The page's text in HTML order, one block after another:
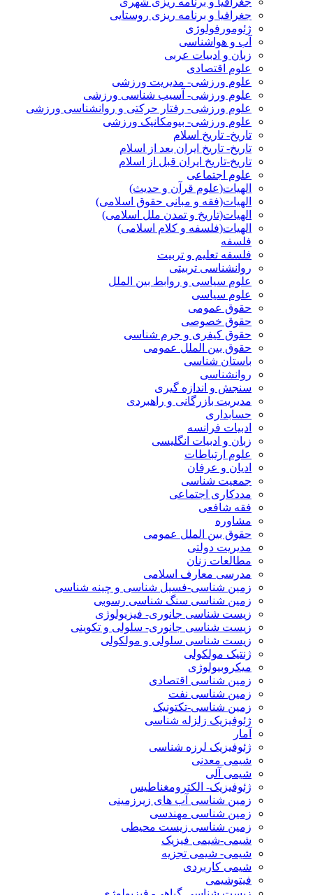
جغرافیا و برنامه ریزی روستایی
ژئومورفولوژی
آب و هواشناسی
زبان و ادبیات عربی
علوم اقتصادی
علوم ورزشی- مدیریت ورزشی
علوم ورزشی- آسیب شناسی ورزشی
علوم ورزشی- رفتار حرکتی و روانشناسی ورزشی
علوم ورزشی- بیومکانیک ورزشی
تاریخ- تاریخ اسلام
تاریخ- تاریخ ایران بعد از اسلام
تاریخ-تاریخ ایران قبل از اسلام
علوم اجتماعی
الهیات(علوم قرآن و حدیث)
الهیات(فقه و مبانی حقوق اسلامی)
الهیات(تاریخ و تمدن ملل اسلامی)
الهیات(فلسفه و کلام اسلامی)
فلسفه
فلسفه تعلیم و تربیت
روانشناسی تربیتی
علوم سیاسی و روابط بین الملل
علوم سیاسی
حقوق عمومی
حقوق خصوصی
حقوق کیفری و جرم شناسی
حقوق بین الملل عمومی
باستان شناسی
روانشناسی
سنجش و اندازه گیری
مدیریت بازرگانی و راهبردی
حسابداری
ادبیات فرانسه
زبان و ادبیات انگلیسی
علوم ارتباطات
ادیان و عرفان
جمعیت شناسی
مددکاری اجتماعی
فقه شافعی
مشاوره
حقوق بین الملل عمومی
مدیریت دولتی
مطالعات زنان
مدرسی معارف اسلامی
زمین شناسی-فسیل شناسی و چینه شناسی
زمین شناسی سنگ شناسی رسوبی
زیست شناسی جانوری- فیزیولوژی
زیست شناسی جانوری- سلولی و تکوینی
زیست شناسی سلولی و مولکولی
ژنتیک مولکولی
میکروبیولوژی
زمین شناسی اقتصادی
زمین شناسی نفت
زمین شناسی-تکتونیک
ژئوفیزیک زلزله شناسی
آمار
ژئوفیزیک لرزه شناسی
شیمی معدنی
شیمی آلی
ژئوفیزیک- الکترومغناطیس
زمین شناسی آب های زیرزمینی
زمین شناسی مهندسی
زمین شناسی زیست محیطی
شیمی-شیمی فیزیک
شیمی- شیمی تجزیه
شیمی کاربردی
فیتوشیمی